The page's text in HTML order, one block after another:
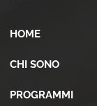
HOME
CHI SONO
PROGRAMMI